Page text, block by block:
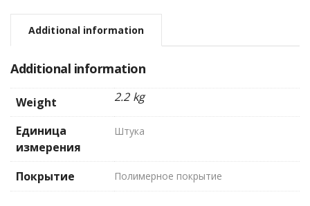
Additional information
Additional information
Weight 2.2 kg
Единица
измерения
Штука
Покрытие Полимерное покрытие